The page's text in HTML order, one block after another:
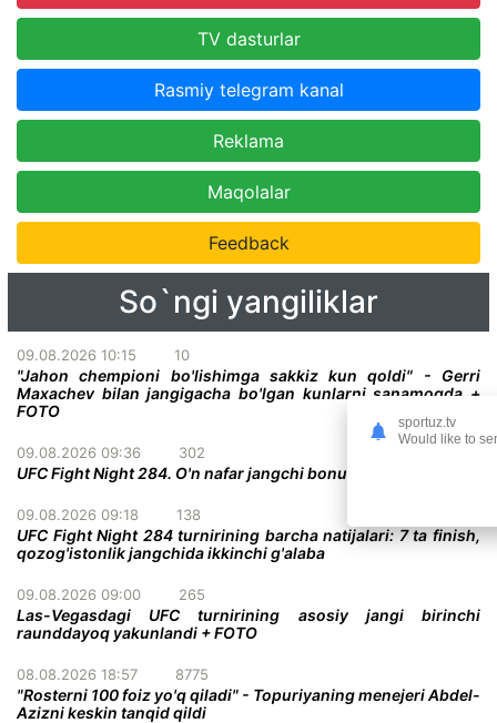
TV dasturlar
Rasmiy telegram kanal
Reklama
Maqolalar
Feedback
So`ngi yangiliklar
09.08.2026 10:15 10
"Jahon chempioni bo'lishimga sakkiz kun qoldi" - Gerri
Maxachev bilan jangigacha bo'lgan kunlarni sanamoqda +
FOTO
09.08.2026 09:36 302
UFC Fight Night 284. O'n nafar jangchi bonusga loyiq ko'rildi
09.08.2026 09:18 138
UFC Fight Night 284 turnirining barcha natijalari: 7 ta finish,
qozog'istonlik jangchida ikkinchi g'alaba
09.08.2026 09:00 265
Las-Vegasdagi UFC turnirining asosiy jangi birinchi
raunddayoq yakunlandi + FOTO
08.08.2026 18:57 8775
"Rosterni 100 foiz yo'q qiladi" - Topuriyaning menejeri Abdel-
Azizni keskin tanqid qildi
sportuz.tv
Would like to